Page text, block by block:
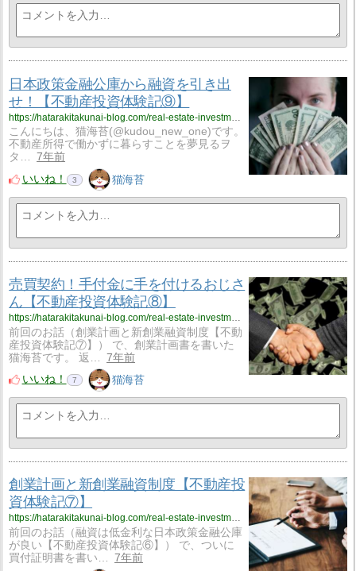
日本政策金融公庫から融資を引き出
せ！【不動産投資体験記⑨】
https://hatarakitakunai-blog.com/real-estate-investment-exp-09/
こんにちは、猫海苔(@kudou_new_one)です。
不動産所得で働かずに暮らすことを夢見るヲ
タ…
7年前
いいね！
3 猫海苔
売買契約！手付金に手を付けるおじさ
ん【不動産投資体験記⑧】
https://hatarakitakunai-blog.com/real-estate-investment-exp-08/
前回のお話（創業計画と新創業融資制度【不動
産投資体験記⑦】） で、創業計画書を書いた
猫海苔です。 返…
7年前
いいね！
7 猫海苔
創業計画と新創業融資制度【不動産投
資体験記⑦】
https://hatarakitakunai-blog.com/real-estate-investment-exp-07/
前回のお話（融資は低金利な日本政策金融公庫
が良い【不動産投資体験記⑥】） で、ついに
買付証明書を書い…
7年前